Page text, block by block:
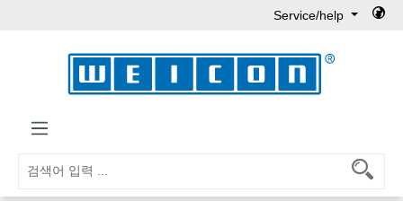
Service/help